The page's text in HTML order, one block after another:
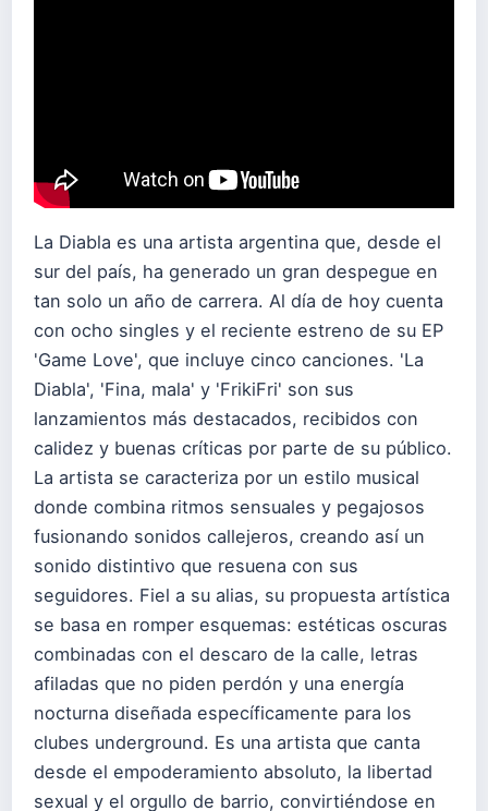
La Diabla es una artista argentina que, desde el
sur del país, ha generado un gran despegue en
tan solo un año de carrera. Al día de hoy cuenta
con ocho singles y el reciente estreno de su EP
'Game Love', que incluye cinco canciones. 'La
Diabla', 'Fina, mala' y 'FrikiFri' son sus
lanzamientos más destacados, recibidos con
calidez y buenas críticas por parte de su público.
La artista se caracteriza por un estilo musical
donde combina ritmos sensuales y pegajosos
fusionando sonidos callejeros, creando así un
sonido distintivo que resuena con sus
seguidores. Fiel a su alias, su propuesta artística
se basa en romper esquemas: estéticas oscuras
combinadas con el descaro de la calle, letras
afiladas que no piden perdón y una energía
nocturna diseñada específicamente para los
clubes underground. Es una artista que canta
desde el empoderamiento absoluto, la libertad
sexual y el orgullo de barrio, convirtiéndose en